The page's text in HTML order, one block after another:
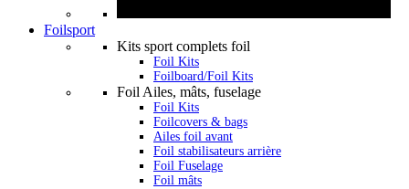
Foilsport
Kits sport complets foil
Foil Kits
Foilboard/Foil Kits
Foil Ailes, mâts, fuselage
Foil Kits
Foilcovers & bags
Ailes foil avant
Foil stabilisateurs arrière
Foil Fuselage
Foil mâts